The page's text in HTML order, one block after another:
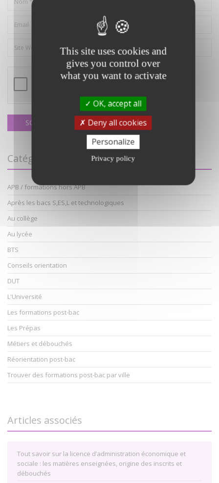
Catégories
APB / formations hors APB
Après les bacs S,ES,L et technologiques
Au collège
Au lycée
BTS
Conseils orientation
DUT
L'Université
Les formations post-bac
Les Prépas
Métiers et débouchés
Réorientation post-bac
Trouver des formations post-bac par ville
Articles associés
Tout savoir sur la licence d’administration économique et
sociale : les matières enseignées, origine des inscrits et
débouchés
This site uses cookies and
gives you control over
what you want to activate
OK, accept all
Deny all cookies
Personalize
Privacy policy